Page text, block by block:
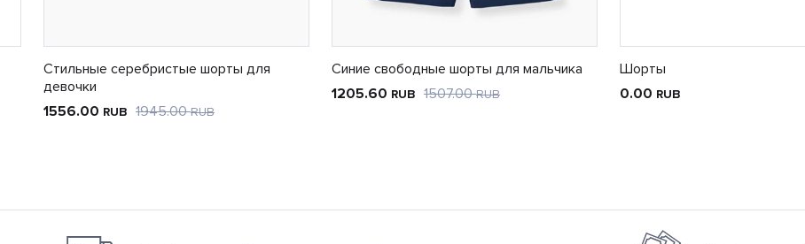
Стильные серебристые шорты для
девочки
1556.00 RUB 1945.00RUB
Синие свободные шорты для мальчика
1205.60 RUB 1507.00RUB
Шорты
0.00 RUB